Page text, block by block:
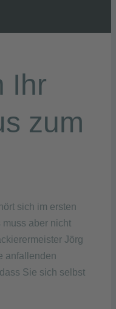
Ihr
zum
sich im ersten
muss aber nicht
Jörg
anfallenden
Sie sich selbst